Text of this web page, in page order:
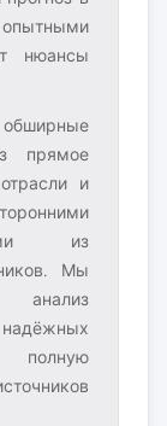
опытными
нюансы
прямое
и
из
Мы
анализ
надёжных